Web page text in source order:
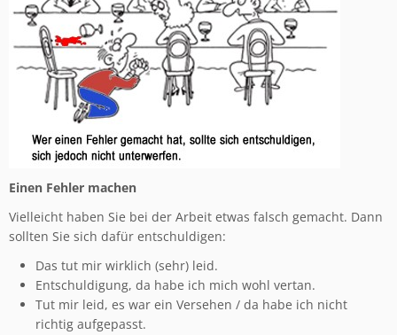
Einen Fehler machen
Vielleicht haben Sie bei der Arbeit etwas falsch gemacht. Dann
sollten Sie sich dafür entschuldigen:
Das tut mir wirklich (sehr) leid.
Entschuldigung, da habe ich mich wohl vertan.
Tut mir leid, es war ein Versehen / da habe ich nicht
richtig aufgepasst.